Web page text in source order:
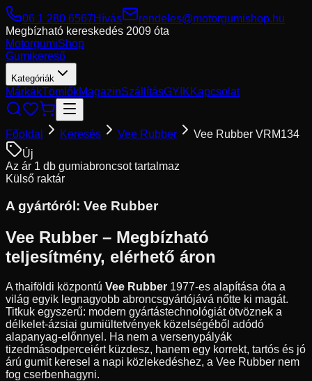
06 1 280 6567Hívás
rendeles@motorgumishop.hu
Megbízható kereskedés 2009 óta
MotorgumiShop
Gumikereső
Kategóriák
MárkákTömlőkMagazinSzállításGYIKKapcsolat
Főoldal Keresés Vee Rubber
Vee Rubber VRM134
Új
Az ár 1 db gumiabroncsot tartalmaz
Külső raktár
A gyártóról: Vee Rubber
Vee Rubber – Megbízható
teljesítmény, elérhető áron
A thaiföldi központú Vee Rubber 1977-es alapítása óta a
világ egyik legnagyobb abroncsgyártójává nőtte ki magát.
Titkuk egyszerű: modern gyártástechnológiát ötvöznek a
délkelet-ázsiai gumiültetvények közelségéből adódó
alapanyag-előnnyel. Ha nem a versenypályák
tizedmásodperceiért küzdesz, hanem egy korrekt, tartós és jó
árú gumit keresel a napi közlekedéshez, a Vee Rubber nem
fog cserbenhagyni.